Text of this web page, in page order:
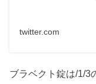
twitter.com
ブラベクト錠は/1/3